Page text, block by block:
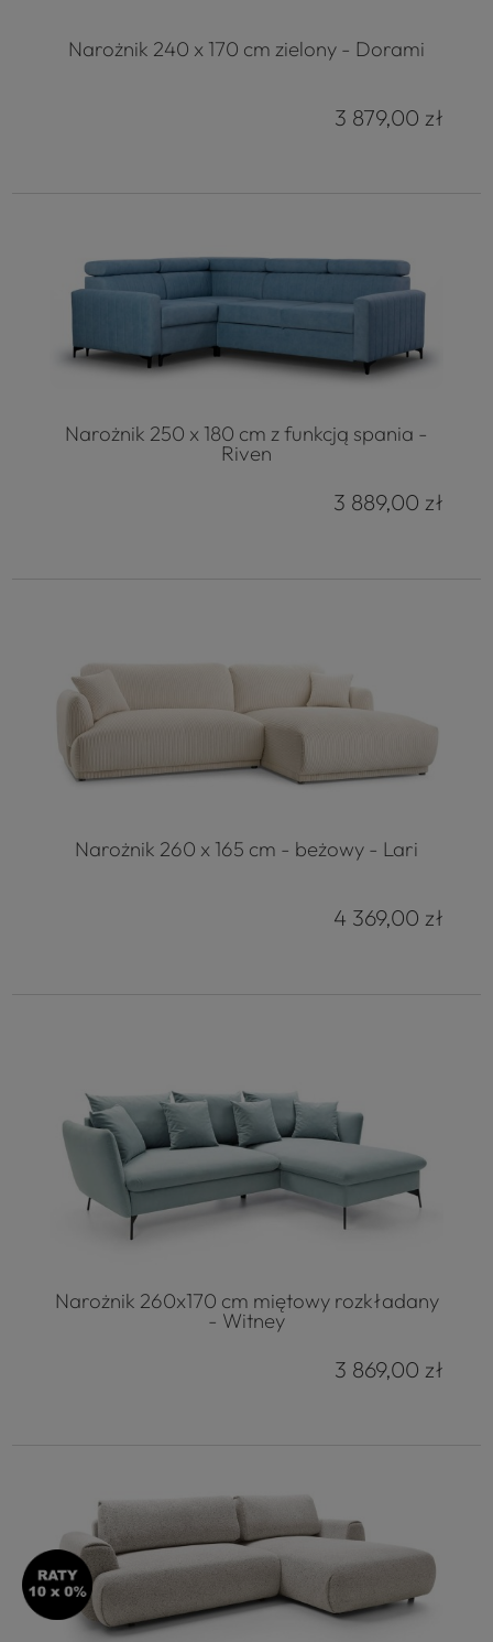
Narożnik 240 x 170 cm zielony - Dorami
3 879,00 zł
Narożnik 250 x 180 cm z funkcją spania -
Riven
3 889,00 zł
Narożnik 260 x 165 cm - beżowy - Lari
4 369,00 zł
Narożnik 260x170 cm miętowy rozkładany
- Witney
3 869,00 zł